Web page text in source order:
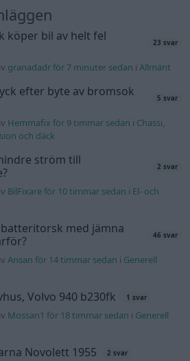
köper bil av helt fel
23 svar
granadadr för 7 minuter sedan iAllmänt
efter byte av bromsok
5 svar
Hemmafix för 9 timmar sedan i Chassi,
och däck
ström till
2 svar
BilFixare för 10 timmar sedan i El- och
batteritorsk med jämna
46 svar
Ansan för 14 timmar sedan i Generell
Volvo 940 b230fk 1 svar
Mossan1 för 18 timmar sedan i Generell
Novolett 1955 2 svar